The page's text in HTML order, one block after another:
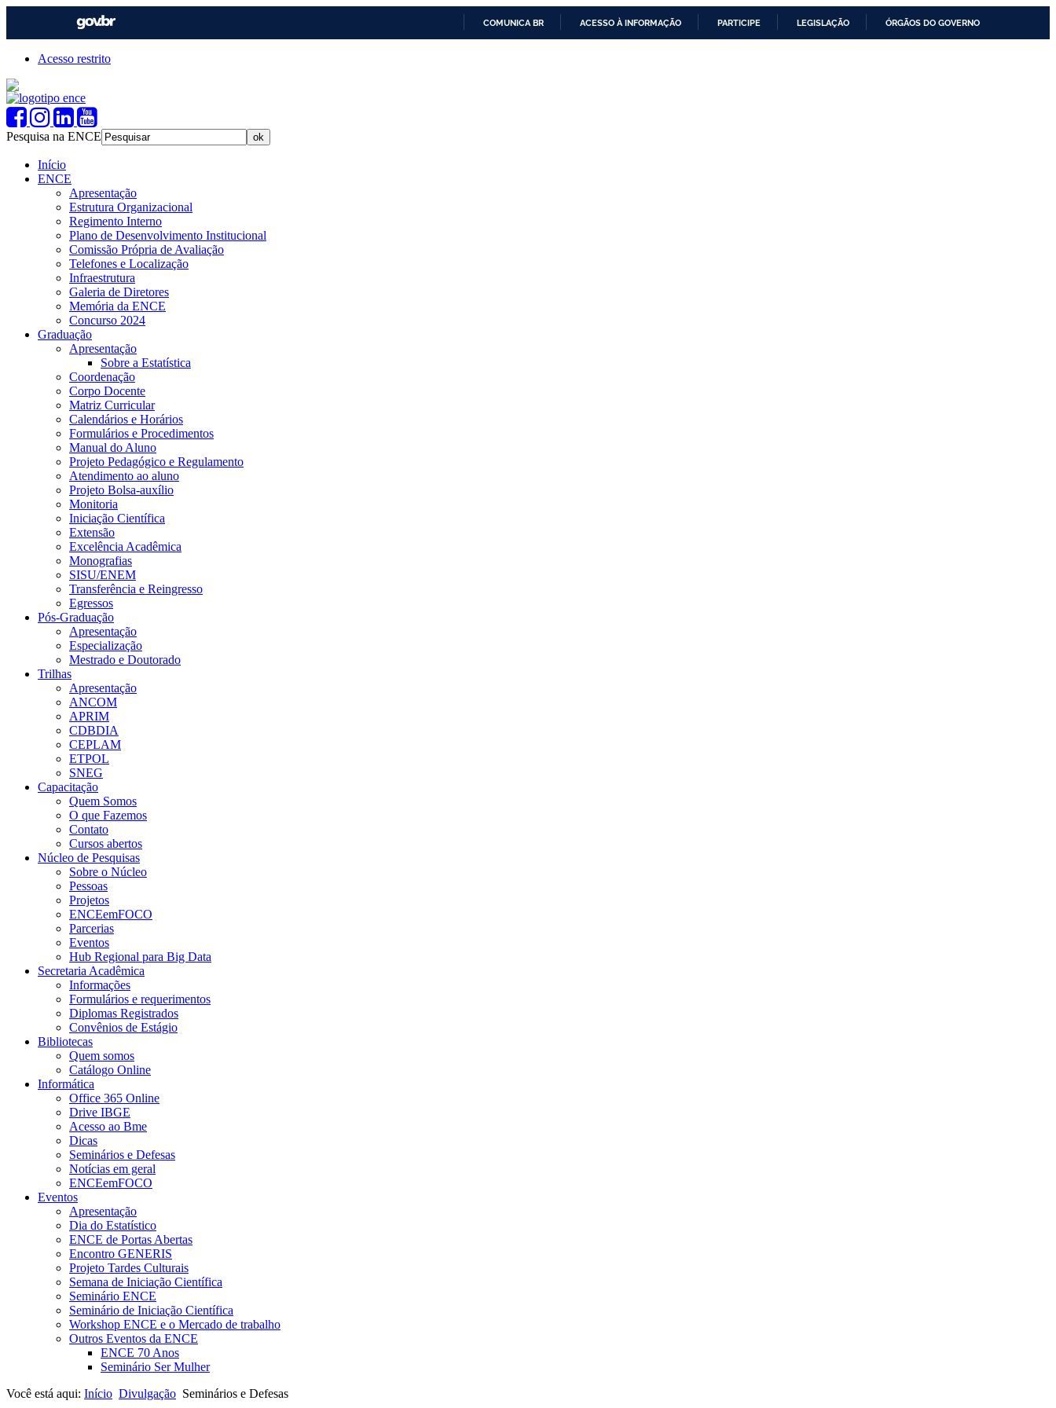
COMUNICA BR ACESSO À INFORMAÇÃO PARTICIPE LEGISLAÇÃO ÓRGÃOS DO GOVERNO
Acesso restrito
Pesquisa na ENCE
Início
ENCE
Apresentação
Estrutura Organizacional
Regimento Interno
Plano de Desenvolvimento Institucional
Comissão Própria de Avaliação
Telefones e Localização
Infraestrutura
Galeria de Diretores
Memória da ENCE
Concurso 2024
Graduação
Apresentação
Sobre a Estatística
Coordenação
Corpo Docente
Matriz Curricular
Calendários e Horários
Formulários e Procedimentos
Manual do Aluno
Projeto Pedagógico e Regulamento
Atendimento ao aluno
Projeto Bolsa-auxílio
Monitoria
Iniciação Científica
Extensão
Excelência Acadêmica
Monografias
SISU/ENEM
Transferência e Reingresso
Egressos
Pós-Graduação
Apresentação
Especialização
Mestrado e Doutorado
Trilhas
Apresentação
ANCOM
APRIM
CDBDIA
CEPLAM
ETPOL
SNEG
Capacitação
Quem Somos
O que Fazemos
Contato
Cursos abertos
Núcleo de Pesquisas
Sobre o Núcleo
Pessoas
Projetos
ENCEemFOCO
Parcerias
Eventos
Hub Regional para Big Data
Secretaria Acadêmica
Informações
Formulários e requerimentos
Diplomas Registrados
Convênios de Estágio
Bibliotecas
Quem somos
Catálogo Online
Informática
Office 365 Online
Drive IBGE
Acesso ao Bme
Dicas
Seminários e Defesas
Notícias em geral
ENCEemFOCO
Eventos
Apresentação
Dia do Estatístico
ENCE de Portas Abertas
Encontro GENERIS
Projeto Tardes Culturais
Semana de Iniciação Científica
Seminário ENCE
Seminário de Iniciação Científica
Workshop ENCE e o Mercado de trabalho
Outros Eventos da ENCE
ENCE 70 Anos
Seminário Ser Mulher
Você está aqui: Início Divulgação Seminários e Defesas